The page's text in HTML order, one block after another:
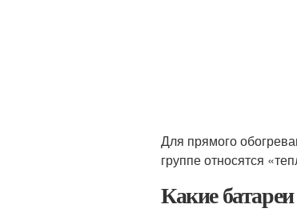
Для прямого
группе относятся
Какие